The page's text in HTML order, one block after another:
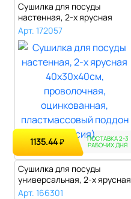
Сушилка для посуды
настенная, 2-х ярусная
40х30х40см, п..
Арт. 172057
1135.44₽ ПОСТАВКА 2-3
РАБОЧИХ ДНЯ
Сушилка для посуды
универсальная, 2-х ярусная
40х24х40с..
Арт. 166301